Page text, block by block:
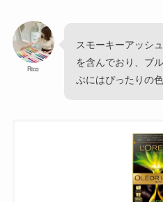
Rico
スモーキーアッシ
を含んでおり、ブ
ぶにはぴったりの色